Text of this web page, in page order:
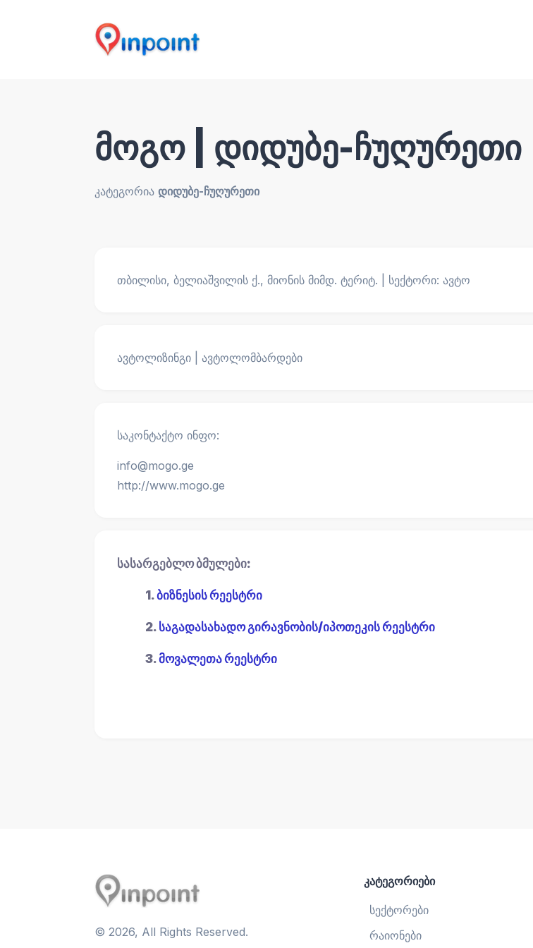
მოგო | დიდუბე-ჩუღურეთი
კატეგორია დიდუბე-ჩუღურეთი
თბილისი, ბელიაშვილის ქ., მიონის მიმდ. ტერიტ. | სექტორი: ავტო
ავტოლიზინგი | ავტოლომბარდები
საკონტაქტო ინფო:
info@mogo.ge
http://www.mogo.ge
სასარგებლო ბმულები:
1.ბიზნესის რეესტრი
2. საგადასახადო გირავნობის/იპოთეკის რეესტრი
3.მოვალეთა რეესტრი
© 2026, All Rights Reserved.
კატეგორიები
სექტორები
რაიონები